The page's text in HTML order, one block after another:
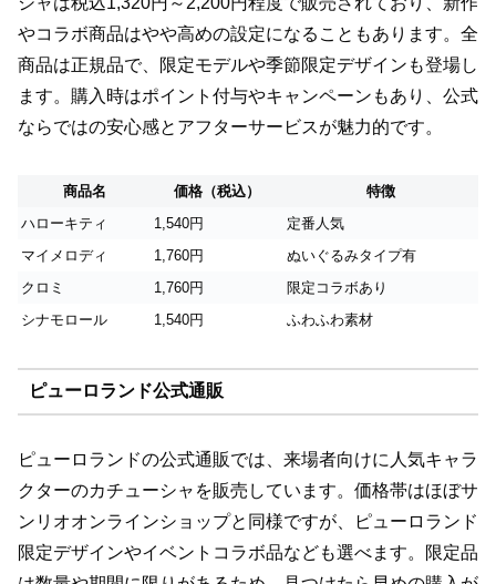
やコラボ商品はやや高めの設定になることもあります。全
商品は正規品で、限定モデルや季節限定デザインも登場し
ます。購入時はポイント付与やキャンペーンもあり、公式
ならではの安心感とアフターサービスが魅力的です。
商品名 価格（税込）
特徴
ハローキティ
1,540円
定番人気
マイメロディ
1,760円
ぬいぐるみタイプ有
クロミ
1,760円
限定コラボあり
シナモロール
1,540円 ふわふわ素材
ピューロランド公式通販
ピューロランドの公式通販では、来場者向けに人気キャラ
クターのカチューシャを販売しています。価格帯はほぼサ
ンリオオンラインショップと同様ですが、ピューロランド
限定デザインやイベントコラボ品なども選べます。限定品